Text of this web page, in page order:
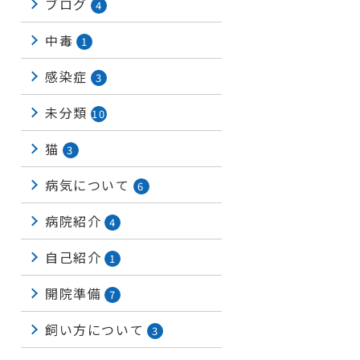
ブログ 4
中毒 1
感染症 3
未分類 10
猫 3
病気について 6
病院紹介 4
自己紹介 1
開院準備 7
飼い方について 3